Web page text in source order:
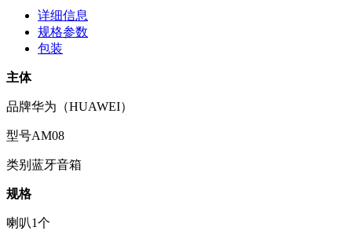
详细信息
规格参数
包装
主体
品牌华为（HUAWEI）
型号AM08
类别蓝牙音箱
规格
喇叭1个